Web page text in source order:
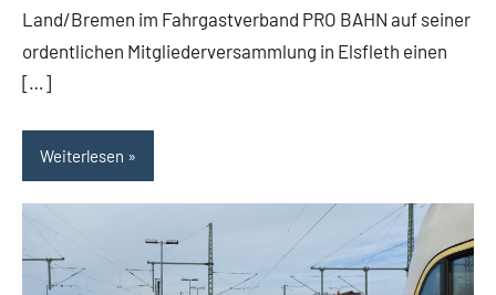
Land/Bremen im Fahrgastverband PRO BAHN auf seiner
ordentlichen Mitgliederversammlung in Elsfleth einen
[…]
Weiterlesen